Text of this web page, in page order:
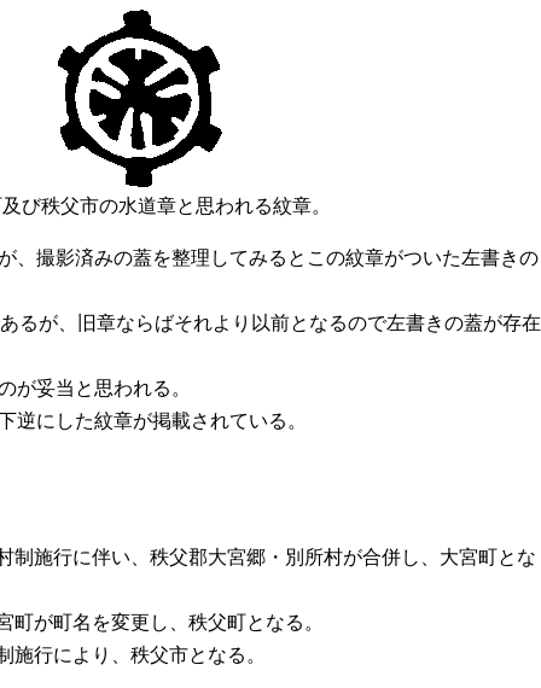
び秩父市の水道章と思われる紋章。
、撮影済みの蓋を整理してみるとこの紋章がついた左書きの
るが、旧章ならばそれより以前となるので左書きの蓋が存在
が妥当と思われる。
逆にした紋章が掲載されている。
制施行に伴い、秩父郡大宮郷・別所村が合併し、大宮町とな
が町名を変更し、秩父町となる。
施行により、秩父市となる。